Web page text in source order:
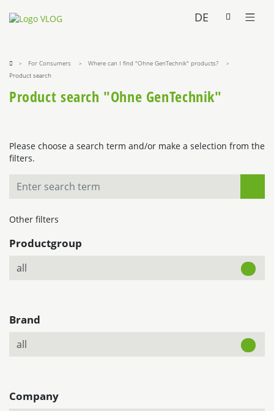
DE
For Consumers
Where can I find "Ohne GenTechnik" products?
Product search
Product search "Ohne GenTechnik"
Please choose a search term and/or make a selection from the
filters.
Other filters
Productgroup
Brand
Company